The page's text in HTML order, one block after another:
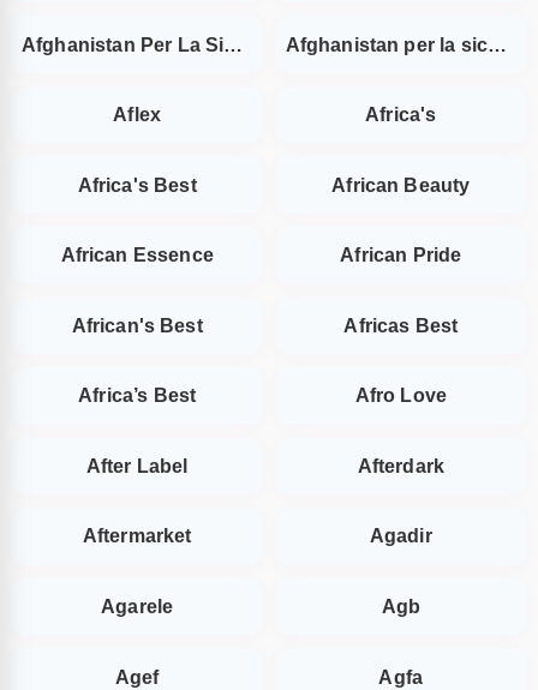
Afghanistan Per La Sicurezza Afghanistan per la sicurezza
Aflex Africa's
Africa's Best African Beauty
African Essence African Pride
African's Best Africas Best
Africa’s Best Afro Love
After Label Afterdark
Aftermarket Agadir
Agarele Agb
Agef Agfa